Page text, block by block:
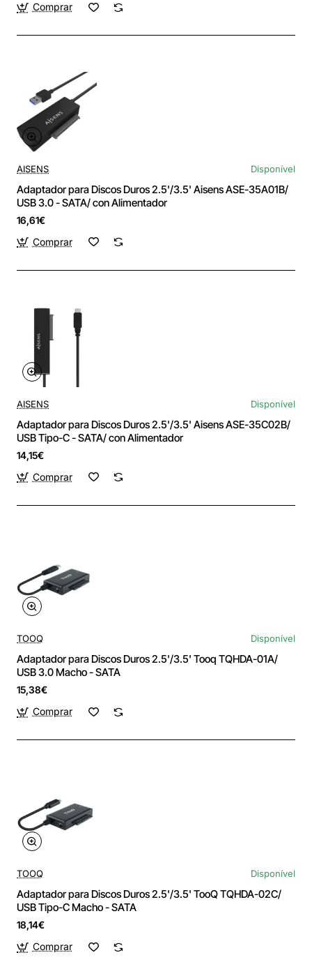
Comprar
AISENS Disponível
Adaptador para Discos Duros 2.5'/3.5' Aisens ASE-35A01B/
USB 3.0 - SATA/ con Alimentador
16,61€
Comprar
AISENS Disponível
Adaptador para Discos Duros 2.5'/3.5' Aisens ASE-35C02B/
USB Tipo-C - SATA/ con Alimentador
14,15€
Comprar
TOOQ Disponível
Adaptador para Discos Duros 2.5'/3.5' Tooq TQHDA-01A/
USB 3.0 Macho - SATA
15,38€
Comprar
TOOQ Disponível
Adaptador para Discos Duros 2.5'/3.5' TooQ TQHDA-02C/
USB Tipo-C Macho - SATA
18,14€
Comprar